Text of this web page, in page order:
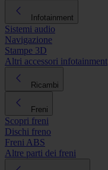
Infotainment
Sistemi audio
Navigazione
Stampe 3D
Altri accessori infotainment
Ricambi
Freni
Scopri freni
Dischi freno
Freni ABS
Altre parti dei freni